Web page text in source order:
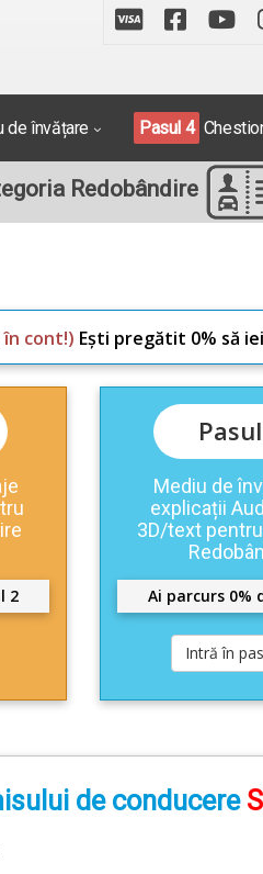
de învățare Pasul 4
Redobândire
cont!) Ești pregătit 0% să
2
Mediu de
explicații
3D/text
Ai parcurs 0%
Intră în
de conducere